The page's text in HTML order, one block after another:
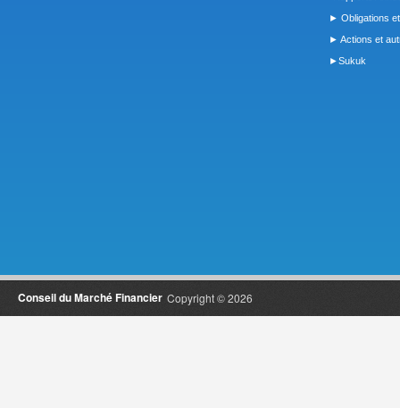
► Obligations
► Actions et
►Sukuk
Copyright © 2026
Conseil du Marché Financier